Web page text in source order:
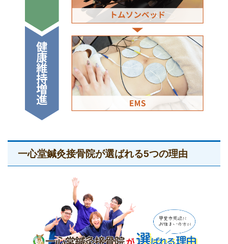
一心堂鍼灸接骨院が選ばれる5つの理由